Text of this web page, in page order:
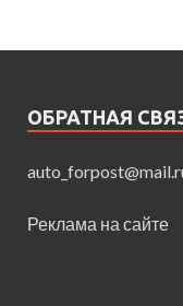
ОБРАТНАЯ
Реклама на сайте